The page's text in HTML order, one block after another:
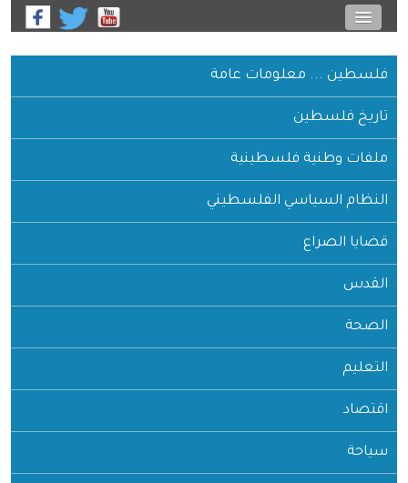
فلسطين ... معلومات عامة
تاريخ فلسطين
ملفات وطنية فلسطينية
النظام السياسي الفلسطيني
قضايا الصراع
القدس
الصحة
التعليم
اقتصاد
سياحة